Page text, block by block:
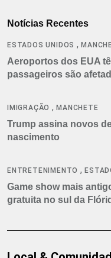
Notícias Recentes
ESTADOS UNIDOS ,
Aeroportos dos EUA
passageiros são
IMIGRAÇÃO ,MANCHETE
Trump assina novos
nascimento
ENTRETENIMENTO ,
Game show mais
gratuita no sul da